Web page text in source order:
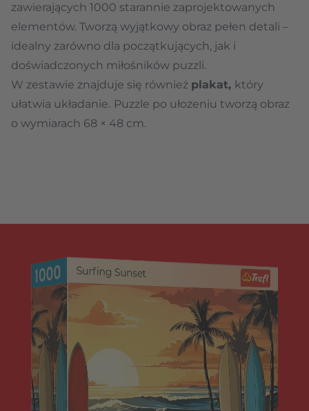
zawierających 1000 starannie zaprojektowanych
elementów. Tworzą wyjątkowy obraz pełen detali –
idealny zarówno dla początkujących, jak i
doświadczonych miłośników puzzli.
W zestawie znajduje się również plakat, który
ułatwia układanie. Puzzle po ułozeniu tworzą obraz
o wymiarach 68 × 48 cm.